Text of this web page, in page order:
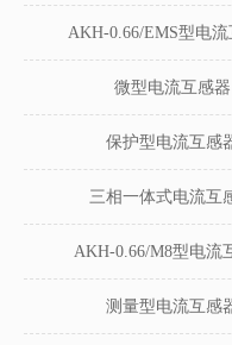
AKH-0.66/EMS型电流
微型电流互感器
保护型电流互感
三相一体式电流互
AKH-0.66/M8型电流
测量型电流互感